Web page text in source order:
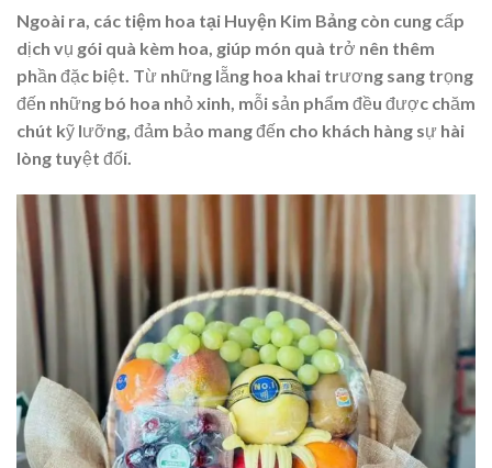
Ngoài ra, các tiệm hoa tại Huyện Kim Bảng còn cung cấp
dịch vụ gói quà kèm hoa, giúp món quà trở nên thêm
phần đặc biệt. Từ những lẵng hoa khai trương sang trọng
đến những bó hoa nhỏ xinh, mỗi sản phẩm đều được chăm
chút kỹ lưỡng, đảm bảo mang đến cho khách hàng sự hài
lòng tuyệt đối.